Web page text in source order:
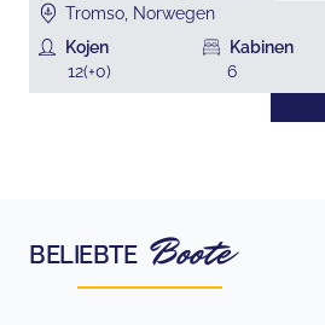
Tromso, Norwegen
Kojen
12(+0)
Kabinen
6
BELIEBTE Boote